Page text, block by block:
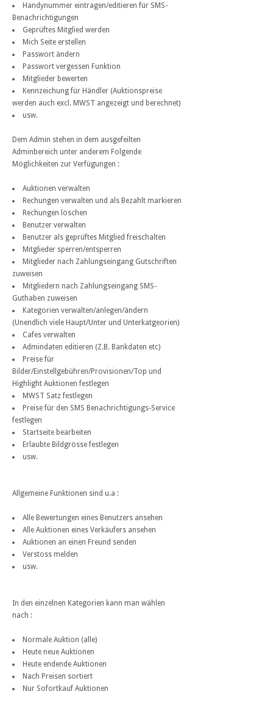
Handynummer eintragen/editieren für SMS-
Benachrichtigungen
Geprüftes Mitglied werden
Mich Seite erstellen
Passwort ändern
Passwort vergessen Funktion
Mitglieder bewerten
Kennzeichung für Händler (Auktionspreise
werden auch excl. MWST angezeigt und berechnet)
usw.
Dem Admin stehen in dem ausgefeilten
Adminbereich unter anderem Folgende
Möglichkeiten zur Verfügungen :
Auktionen verwalten
Rechungen verwalten und als Bezahlt markieren
Rechungen löschen
Benutzer verwalten
Benutzer als geprüftes Mitglied freischalten
Mitglieder sperren/entsperren
Mitglieder nach Zahlungseingang Gutschriften
zuweisen
Mitgliedern nach Zahlungseingang SMS-
Guthaben zuweisen
Kategorien verwalten/anlegen/ändern
(Unendlich viele Haupt/Unter und Unterkatgeorien)
Cafes verwalten
Admindaten editieren (Z.B. Bankdaten etc)
Preise für
Bilder/Einstellgebühren/Provisionen/Top und
Highlight Auktionen festlegen
MWST Satz festlegen
Preise für den SMS Benachrichtigungs-Service
festlegen
Startseite bearbeiten
Erlaubte Bildgrösse festlegen
usw.
Allgemeine Funktionen sind u.a :
Alle Bewertungen eines Benutzers ansehen
Alle Auktionen eines Verkäufers ansehen
Auktionen an einen Freund senden
Verstoss melden
usw.
In den einzelnen Kategorien kann man wählen
nach :
Normale Auktion (alle)
Heute neue Auktionen
Heute endende Auktionen
Nach Preisen sortiert
Nur Sofortkauf Auktionen